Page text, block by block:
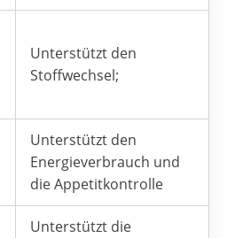
Unterstützt den
Stoffwechsel;
Unterstützt den
Energieverbrauch und
die Appetitkontrolle
Unterstützt die